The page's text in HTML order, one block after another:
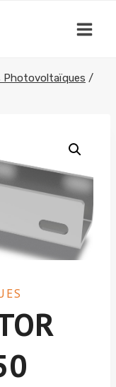
Photovoltaïques /